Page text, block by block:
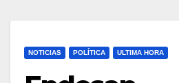
NOTICIAS POLÍTICA ULTIMA HORA